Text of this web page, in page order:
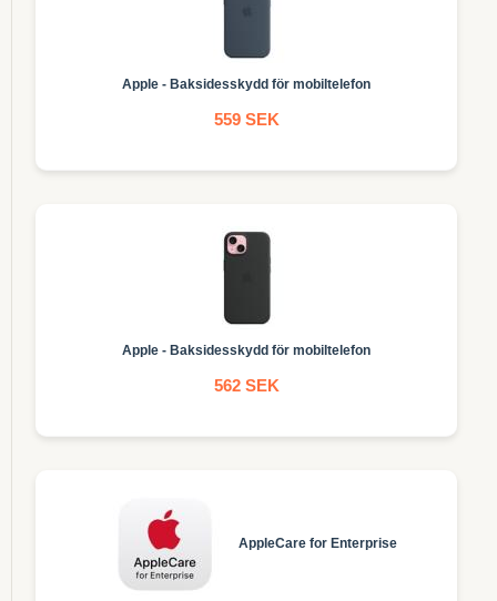
Apple - Baksidesskydd för mobiltelefon
559 SEK
Apple - Baksidesskydd för mobiltelefon
562 SEK
AppleCare for Enterprise